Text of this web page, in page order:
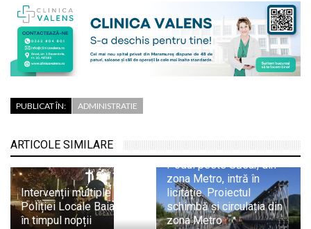
PUBLICAT ÎN: ADMINISTRATIE
ARTICOLE SIMILARE
Intervenții multiple ale
Poliției Locale Baia Mare
în timpul nopții
Podul peste Săsar, din
zona Metro, intră în
licitație. Proiectul
schimbă și circulația din
zona Metro